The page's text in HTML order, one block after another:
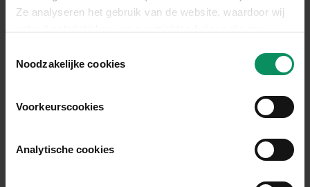
Ze analyseren het gebruik van de website, waardoor wij
Ze laten toe dat Bank Nagelmackers en/of derden, vooral
Google, Microsoft en facebook, u gepersonaliseerde
Wij vragen u hierna toestemming voor het gebruik van
U kan instemmen met alle cookies, maar u kan ook, via
het tabblad “details” voor elk van de drie categorieën
Noodzakelijke cookies
Voorkeurscookies
Analytische cookies